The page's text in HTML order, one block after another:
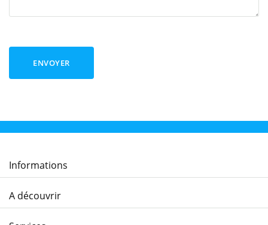
ENVOYER
Informations
A découvrir